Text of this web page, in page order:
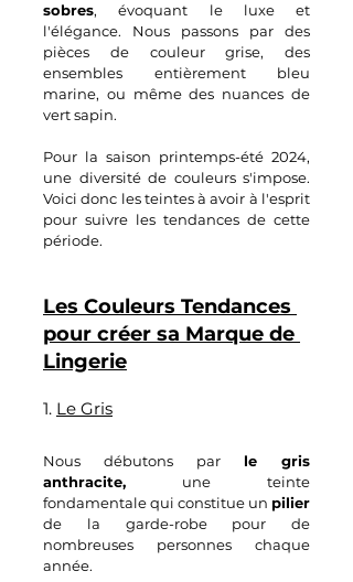
sobres, évoquant le luxe et
l'élégance. Nous passons par des
pièces de couleur grise, des
ensembles entièrement bleu
marine, ou même des nuances de
vert sapin.
Pour la saison printemps-été 2024,
une diversité de couleurs s'impose.
Voici donc les teintes à avoir à l'esprit
pour suivre les tendances de cette
période.
Les Couleurs Tendances
pour créer sa Marque de
Lingerie
1. Le Gris
Nous débutons par le gris
anthracite, une teinte
fondamentale qui constitue un pilier
de la garde-robe pour de
nombreuses personnes chaque
année.